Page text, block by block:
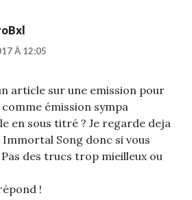
À 12:05
article sur une emission pour
émission sympa
en sous titré ? Je regarde deja
Song donc si vous
des trucs trop mieilleux ou
!